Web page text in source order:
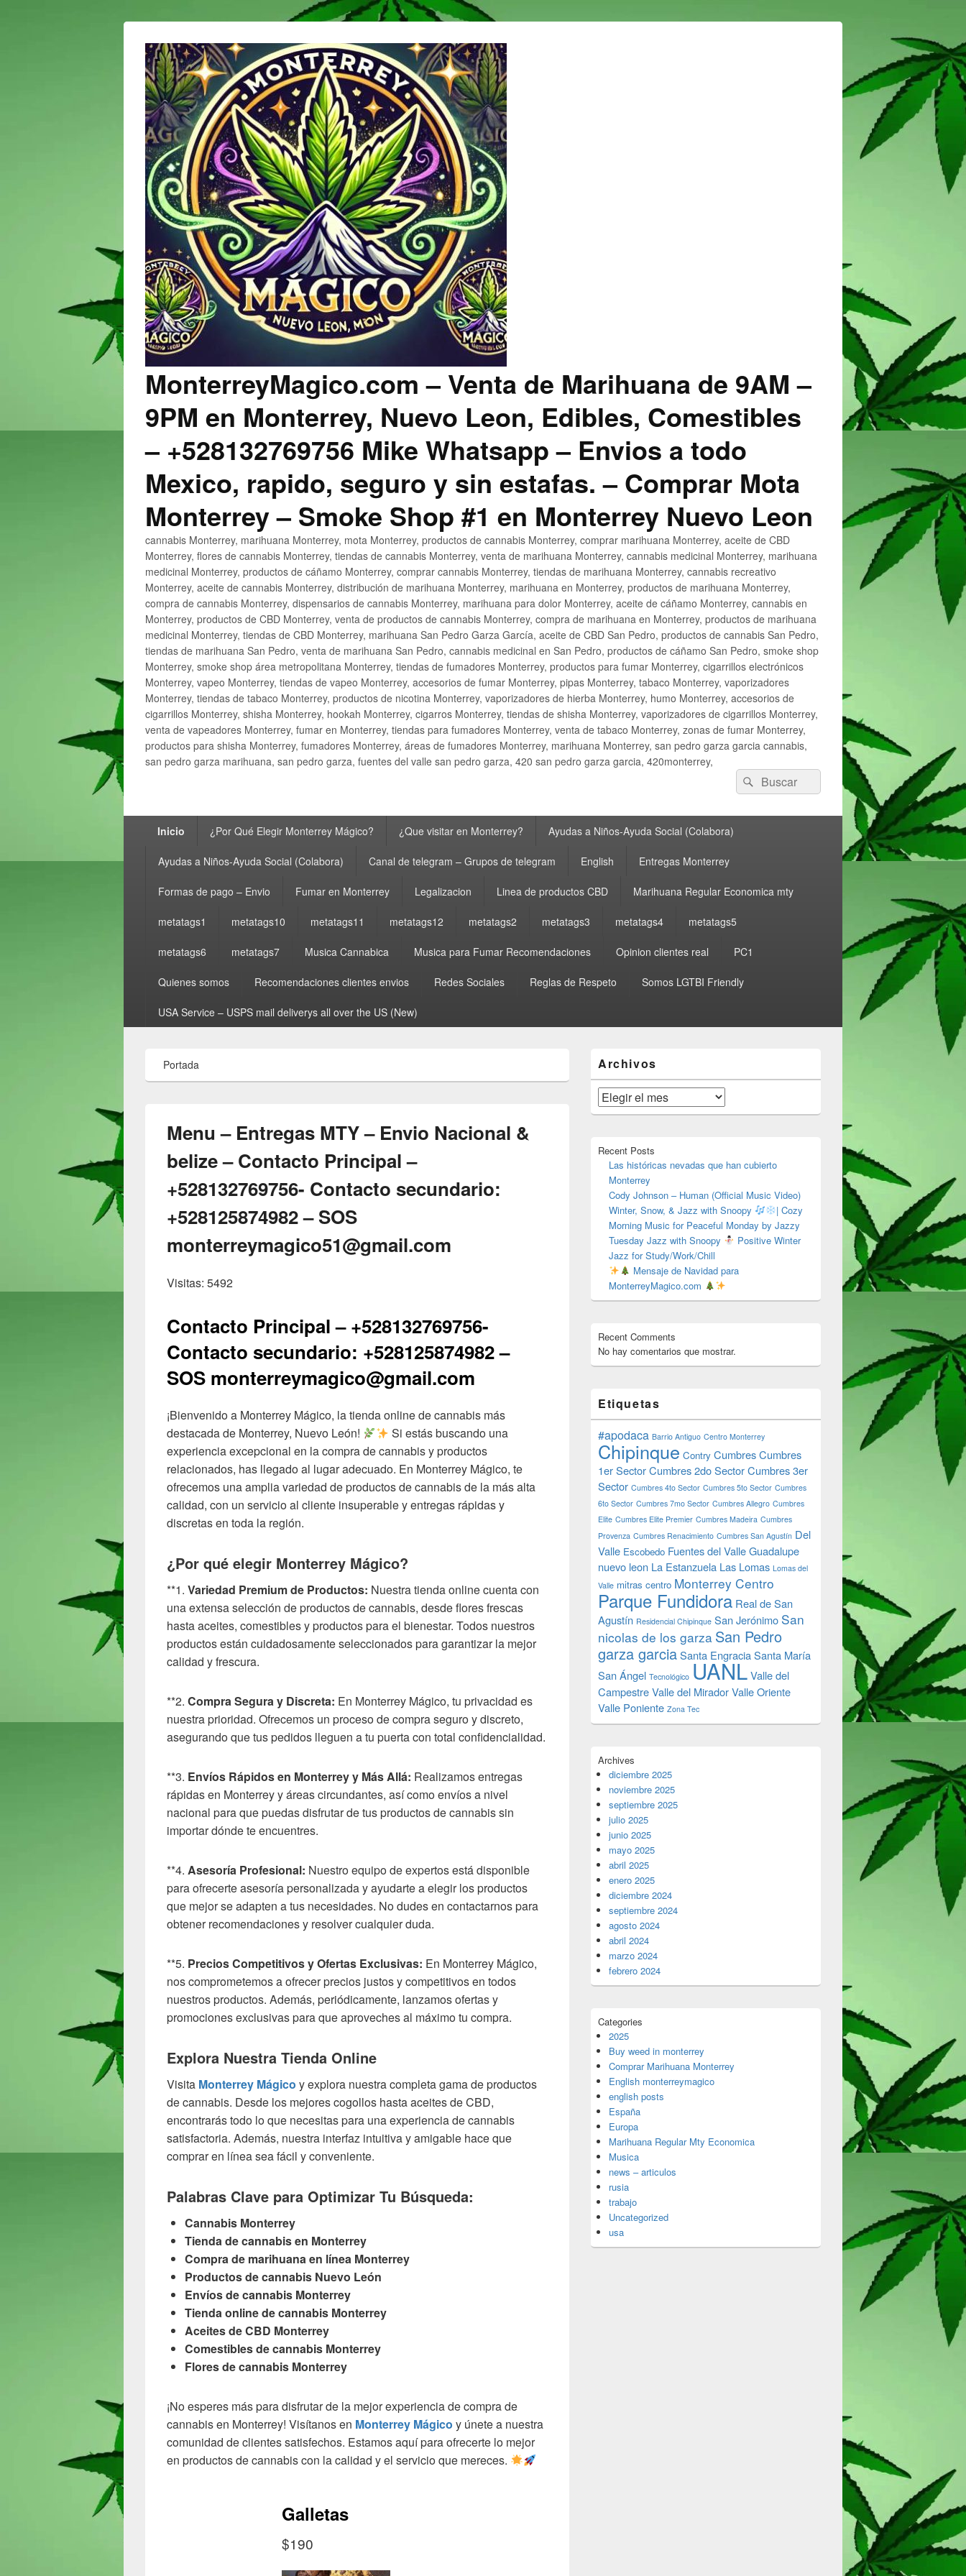
MonterreyMagico.com – Venta de Marihuana de 9AM –
9PM en Monterrey, Nuevo Leon, Edibles, Comestibles
– +528132769756 Mike Whatsapp – Envios a todo
Mexico, rapido, seguro y sin estafas. – Comprar Mota
Monterrey – Smoke Shop #1 en Monterrey Nuevo Leon
cannabis Monterrey, marihuana Monterrey, mota Monterrey, productos de cannabis Monterrey, comprar marihuana Monterrey, aceite de CBD
Monterrey, flores de cannabis Monterrey, tiendas de cannabis Monterrey, venta de marihuana Monterrey, cannabis medicinal Monterrey, marihuana
medicinal Monterrey, productos de cáñamo Monterrey, comprar cannabis Monterrey, tiendas de marihuana Monterrey, cannabis recreativo
Monterrey, aceite de cannabis Monterrey, distribución de marihuana Monterrey, marihuana en Monterrey, productos de marihuana Monterrey,
compra de cannabis Monterrey, dispensarios de cannabis Monterrey, marihuana para dolor Monterrey, aceite de cáñamo Monterrey, cannabis en
Monterrey, productos de CBD Monterrey, venta de productos de cannabis Monterrey, compra de marihuana en Monterrey, productos de marihuana
medicinal Monterrey, tiendas de CBD Monterrey, marihuana San Pedro Garza García, aceite de CBD San Pedro, productos de cannabis San Pedro,
tiendas de marihuana San Pedro, venta de marihuana San Pedro, cannabis medicinal en San Pedro, productos de cáñamo San Pedro, smoke shop
Monterrey, smoke shop área metropolitana Monterrey, tiendas de fumadores Monterrey, productos para fumar Monterrey, cigarrillos electrónicos
Monterrey, vapeo Monterrey, tiendas de vapeo Monterrey, accesorios de fumar Monterrey, pipas Monterrey, tabaco Monterrey, vaporizadores
Monterrey, tiendas de tabaco Monterrey, productos de nicotina Monterrey, vaporizadores de hierba Monterrey, humo Monterrey, accesorios de
cigarrillos Monterrey, shisha Monterrey, hookah Monterrey, cigarros Monterrey, tiendas de shisha Monterrey, vaporizadores de cigarrillos Monterrey,
venta de vapeadores Monterrey, fumar en Monterrey, tiendas para fumadores Monterrey, venta de tabaco Monterrey, zonas de fumar Monterrey,
productos para shisha Monterrey, fumadores Monterrey, áreas de fumadores Monterrey, marihuana Monterrey, san pedro garza garcia cannabis,
san pedro garza marihuana, san pedro garza, fuentes del valle san pedro garza, 420 san pedro garza garcia, 420monterrey,
Buscar
por:
Buscar
principalInicio ¿Por Qué Elegir Monterrey Mágico? ¿Que visitar en Monterrey? Ayudas a Niños-Ayuda Social (Colabora)
Ayudas a Niños-Ayuda Social (Colabora) Canal de telegram – Grupos de telegram English Entregas Monterrey
Formas de pago – Envio Fumar en Monterrey Legalizacion Linea de productos CBD Marihuana Regular Economica mty
metatags1 metatags10 metatags11 metatags12 metatags2 metatags3 metatags4 metatags5
metatags6 metatags7 Musica Cannabica Musica para Fumar Recomendaciones Opinion clientes real PC1
Quienes somos Recomendaciones clientes envios Redes Sociales Reglas de Respeto Somos LGTBI Friendly
USA Service – USPS mail deliverys all over the US (New)
Portada
Menu – Entregas MTY – Envio Nacional &
belize – Contacto Principal –
+528132769756- Contacto secundario:
+528125874982 – SOS
monterreymagico51@gmail.com
Visitas: 5492
Contacto Principal – +528132769756-
Contacto secundario: +528125874982 –
SOS monterreymagico@gmail.com
¡Bienvenido a Monterrey Mágico, la tienda online de cannabis más
destacada de Monterrey, Nuevo León!
Si estás buscando una
experiencia excepcional en la compra de cannabis y productos
relacionados, has llegado al lugar adecuado. En Monterrey Mágico, te
ofrecemos una amplia variedad de productos de cannabis de la más alta
calidad, con un servicio al cliente insuperable y entregas rápidas y
discretas en toda la región.
¿Por qué elegir Monterrey Mágico?
**1. Variedad Premium de Productos: Nuestra tienda online cuenta con
una extensa selección de productos de cannabis, desde flores frescas
hasta aceites, comestibles y productos para el bienestar. Todos nuestros
productos están cuidadosamente seleccionados para garantizar la mejor
calidad y frescura.
**2. Compra Segura y Discreta: En Monterrey Mágico, tu privacidad es
nuestra prioridad. Ofrecemos un proceso de compra seguro y discreto,
asegurando que tus pedidos lleguen a tu puerta con total confidencialidad.
**3. Envíos Rápidos en Monterrey y Más Allá: Realizamos entregas
rápidas en Monterrey y áreas circundantes, así como envíos a nivel
nacional para que puedas disfrutar de tus productos de cannabis sin
importar dónde te encuentres.
**4. Asesoría Profesional: Nuestro equipo de expertos está disponible
para ofrecerte asesoría personalizada y ayudarte a elegir los productos
que mejor se adapten a tus necesidades. No dudes en contactarnos para
obtener recomendaciones y resolver cualquier duda.
**5. Precios Competitivos y Ofertas Exclusivas: En Monterrey Mágico,
nos comprometemos a ofrecer precios justos y competitivos en todos
nuestros productos. Además, periódicamente, lanzamos ofertas y
promociones exclusivas para que aproveches al máximo tu compra.
Explora Nuestra Tienda Online
Visita Monterrey Mágico y explora nuestra completa gama de productos
de cannabis. Desde los mejores cogollos hasta aceites de CBD,
encontrarás todo lo que necesitas para una experiencia de cannabis
satisfactoria. Además, nuestra interfaz intuitiva y amigable hace que
comprar en línea sea fácil y conveniente.
Palabras Clave para Optimizar Tu Búsqueda:
Cannabis Monterrey
Tienda de cannabis en Monterrey
Compra de marihuana en línea Monterrey
Productos de cannabis Nuevo León
Envíos de cannabis Monterrey
Tienda online de cannabis Monterrey
Aceites de CBD Monterrey
Comestibles de cannabis Monterrey
Flores de cannabis Monterrey
¡No esperes más para disfrutar de la mejor experiencia de compra de
cannabis en Monterrey! Visítanos en Monterrey Mágico y únete a nuestra
comunidad de clientes satisfechos. Estamos aquí para ofrecerte lo mejor
en productos de cannabis con la calidad y el servicio que mereces.
Galletas
$190
área
de
widget
barra
lateral
Archivos
Archivos
Recent Posts
Las históricas nevadas que han cubierto
Monterrey
Cody Johnson – Human (Official Music Video)
Winter, Snow, & Jazz with Snoopy
| Cozy
Morning Music for Peaceful Monday by Jazzy
Tuesday Jazz with Snoopy
Positive Winter
Jazz for Study/Work/Chill
Mensaje de Navidad para
MonterreyMagico.com
Recent Comments
No hay comentarios que mostrar.
Etiquetas
#apodaca Barrio Antiguo Centro Monterrey
Chipinque Contry CumbresCumbres
1er SectorCumbres 2do SectorCumbres 3er
Sector Cumbres 4to Sector Cumbres 5to Sector Cumbres
6to Sector Cumbres 7mo Sector Cumbres Allegro Cumbres
Elite Cumbres Elite Premier Cumbres Madeira Cumbres
Provenza Cumbres Renacimiento Cumbres San Agustín Del
Valle Escobedo Fuentes del ValleGuadalupe
nuevo leon La Estanzuela Las Lomas Lomas del
Valle mitras centro Monterrey Centro
Parque Fundidora Real de San
Agustín Residencial Chipinque San Jerónimo San
nicolas de los garza San Pedro
garza garciaSanta EngraciaSanta María
San Ángel Tecnológico UANLValle del
CampestreValle del MiradorValle Oriente
Valle Poniente Zona Tec
Archives
diciembre 2025
noviembre 2025
septiembre 2025
julio 2025
junio 2025
mayo 2025
abril 2025
enero 2025
diciembre 2024
septiembre 2024
agosto 2024
abril 2024
marzo 2024
febrero 2024
Categories
2025
Buy weed in monterrey
Comprar Marihuana Monterrey
English monterreymagico
english posts
España
Europa
Marihuana Regular Mty Economica
Musica
news – articulos
rusia
trabajo
Uncategorized
usa